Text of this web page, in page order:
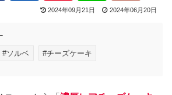
2024年09月21日 2024年06月20日
#ソルベ #チーズケーキ